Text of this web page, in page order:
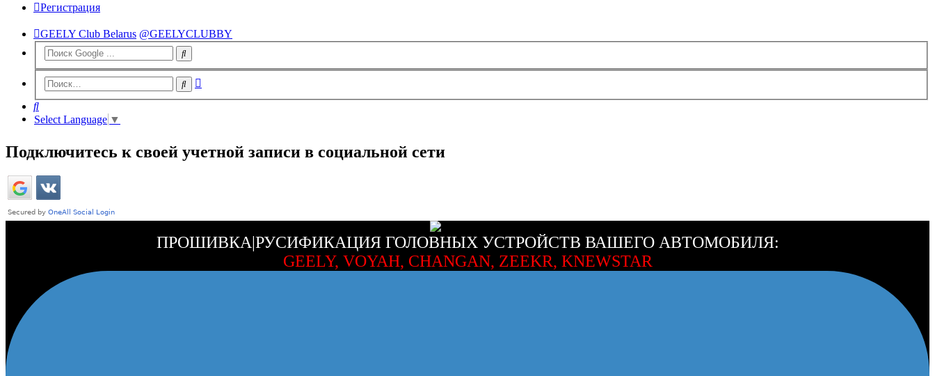
Регистрация
GEELY Club Belarus @GEELYCLUBBY
Поиск
Поиск
Select Language ▼
Подключитесь к своей учетной записи в социальной сети
ПРОШИВКА|РУСИФИКАЦИЯ ГОЛОВНЫХ УСТРОЙСТВ ВАШЕГО АВТОМОБИЛЯ:
GEELY, VOYAH, CHANGAN, ZEEKR, KNEWSTAR